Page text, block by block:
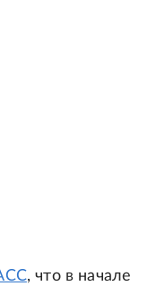
, что в начале